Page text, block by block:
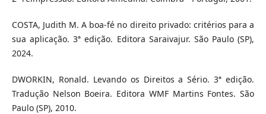
COSTA, Judith M. A boa-fé no direito privado: critérios para a
sua aplicação. 3ª edição. Editora Saraivajur. São Paulo (SP),
2024.
DWORKIN, Ronald. Levando os Direitos a Sério. 3ª edição.
Tradução Nelson Boeira. Editora WMF Martins Fontes. São
Paulo (SP), 2010.